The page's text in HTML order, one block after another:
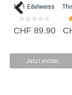
Nr. 1 Edelweiss
0
v
CHF89.90
Jetzt entdecken